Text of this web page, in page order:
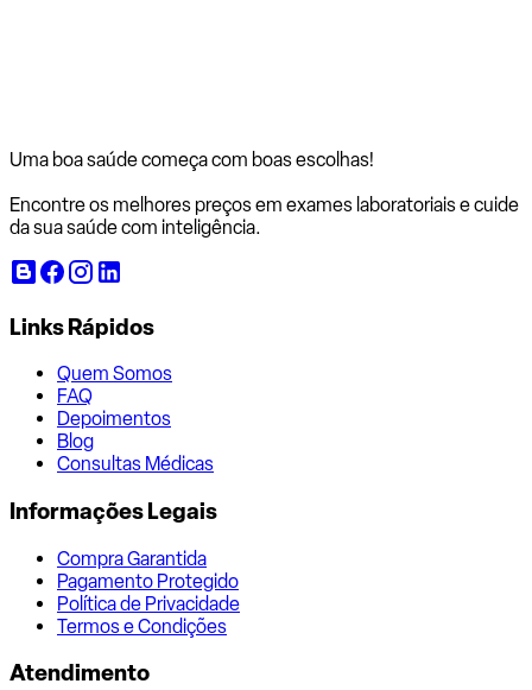
Uma boa saúde começa com boas escolhas!
Encontre os melhores preços em exames laboratoriais e cuide
da sua saúde com inteligência.
Links Rápidos
Quem Somos
FAQ
Depoimentos
Blog
Consultas Médicas
Informações Legais
Compra Garantida
Pagamento Protegido
Política de Privacidade
Termos e Condições
Atendimento